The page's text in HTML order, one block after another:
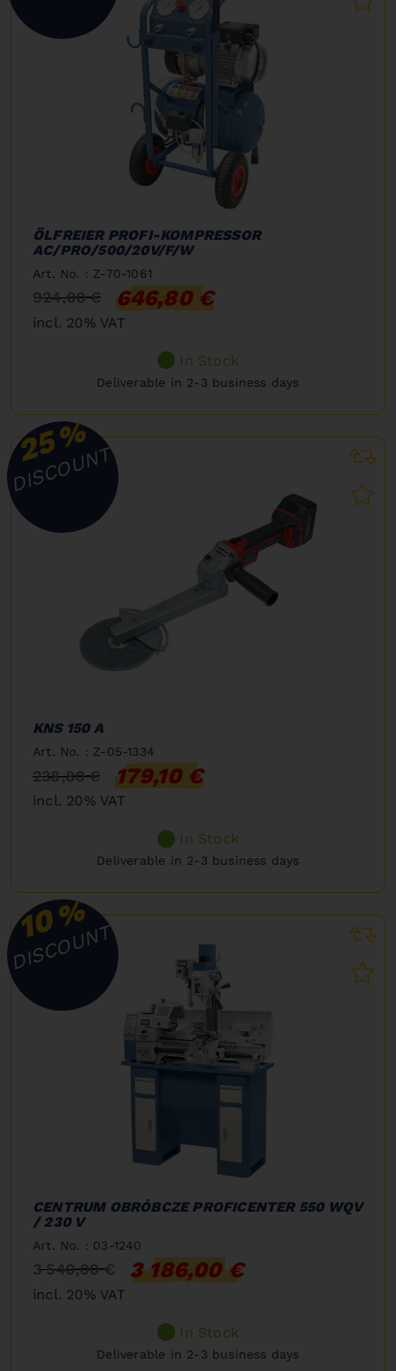
ÖLFREIER PROFI-KOMPRESSOR
AC/PRO/500/20V/F/W
Art. No. : Z-70-1061
924,00 € 646,80 €
incl. 20% VAT
In Stock
Deliverable in 2-3 business days
25%
DISCOUNT
KNS 150 A
Art. No. : Z-05-1334
238,80 € 179,10 €
incl. 20% VAT
In Stock
Deliverable in 2-3 business days
10%
DISCOUNT
CENTRUM OBRÓBCZE PROFICENTER 550 WQV
/ 230 V
Art. No. : 03-1240
3 540,00 € 3 186,00 €
incl. 20% VAT
In Stock
Deliverable in 2-3 business days